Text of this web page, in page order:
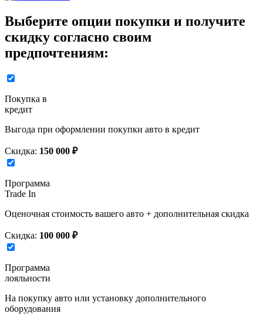
Выберите опции покупки и получите
скидку согласно своим
предпочтениям:
Покупка в
кредит
Выгода при оформлении покупки авто в кредит
Скидка: 150 000 ₽
Программа
Trade In
Оценочная стоимость вашего авто + дополнительная скидка
Скидка: 100 000 ₽
Программа
лояльности
На покупку авто или установку дополнительного
оборудования